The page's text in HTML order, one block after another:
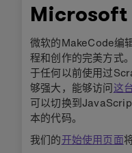
Microsoft
微软的MakeCode编
程和创作的完美方式
于任何以前使用过
够强大，能够访问这
可以切换到
本的代码。
我们的开始使用页面